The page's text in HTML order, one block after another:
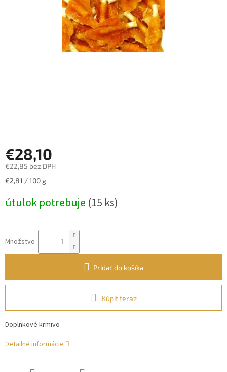
€28,10
€22,85 bez DPH
Jednotková
€2,81 / 100 g
útulok potrebuje (15 ks)
Množstvo
Pridať do košíka
Kúpiť teraz
Doplnkové krmivo
Detailné informácie